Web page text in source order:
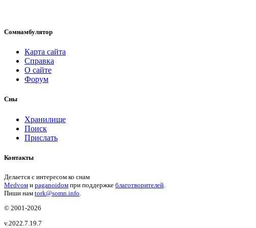
Сомнамбулятор
Карта сайта
Справка
О сайте
Форум
Сны
Хранилище
Поиск
Прислать
Контакты
Делается с интересом ко снам
Medvом и paganoidом при поддержке благотворителей
Пиши нам tork@somn.info
© 2001-2026
v.2022.7.19.7